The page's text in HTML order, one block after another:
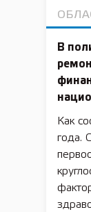
В
Как
года.